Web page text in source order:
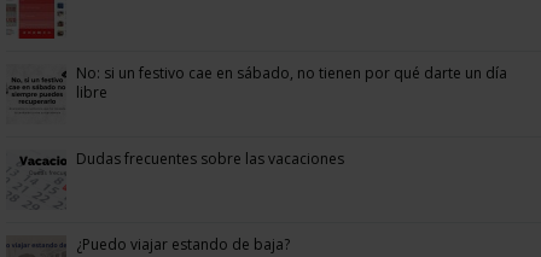
No: si un festivo cae en sábado, no tienen por qué darte un día
libre
Dudas frecuentes sobre las vacaciones
¿Puedo viajar estando de baja?